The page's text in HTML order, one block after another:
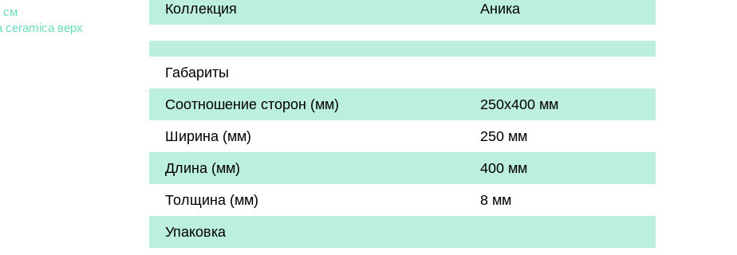
Коллекция
Аника
Габариты
Соотношение сторон (мм)
250x400 мм
Ширина (мм)
250 мм
Длина (мм)
400 мм
Толщина (мм)
8 мм
Упаковка